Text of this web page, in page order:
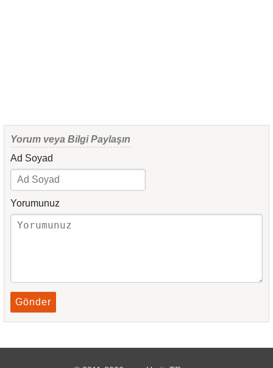
Yorum veya Bilgi Paylaşın
Ad Soyad
Yorumunuz
Gönder